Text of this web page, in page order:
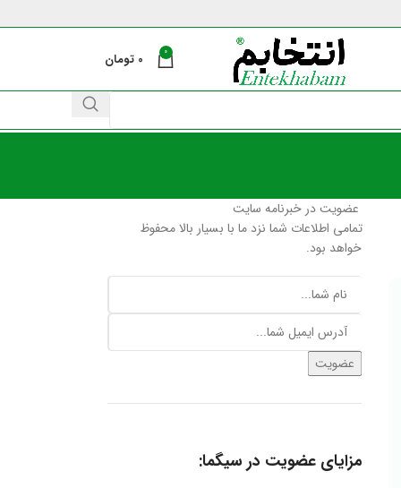
0
0 تومان
عضویت در خبرنامه سایت
تمامی اطلاعات شما نزد ما با بسیار بالا محفوظ
خواهد بود.
عضویت
مزایای عضویت در سیگما: